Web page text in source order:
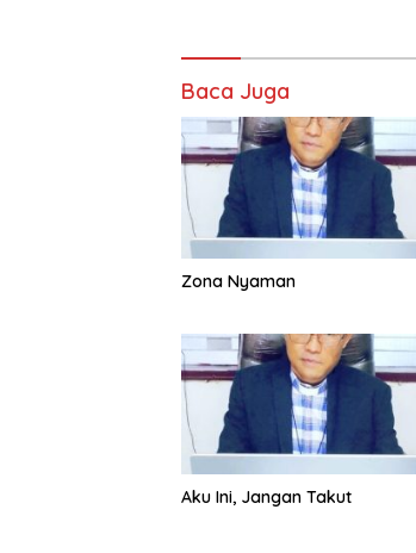
Baca Juga
Zona Nyaman
Aku Ini, Jangan Takut